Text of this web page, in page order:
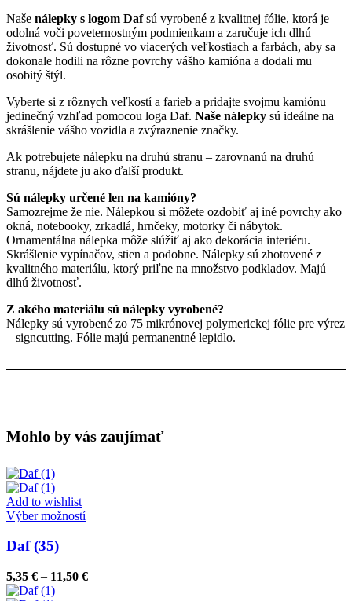
Naše nálepky s logom Dafsú vyrobené z kvalitnej fólie, ktorá je
odolná voči poveternostným podmienkam a zaručuje ich dlhú
životnosť. Sú dostupné vo viacerých veľkostiach a farbách, aby sa
dokonale hodili na rôzne povrchy vášho kamióna a dodali mu
osobitý štýl.
Vyberte si z rôznych veľkostí a farieb a pridajte svojmu kamiónu
jedinečný vzhľad pomocou loga Daf. Naše nálepky sú ideálne na
skrášlenie vášho vozidla a zvýraznenie značky.
Ak potrebujete nálepku na druhú stranu – zarovnanú na druhú
stranu, nájdete ju ako ďalší produkt.
Sú nálepky určené len na kamióny?
Samozrejme že nie. Nálepkou si môžete ozdobiť aj iné povrchy ako
okná, notebooky, zrkadlá, hrnčeky, motorky či nábytok.
Ornamentálna nálepka môže slúžiť aj ako dekorácia interiéru.
Skrášlenie vypínačov, stien a podobne. Nálepky sú zhotovené z
kvalitného materiálu, ktorý priľne na množstvo podkladov. Majú
dlhú životnosť.
Z akého materiálu sú nálepky vyrobené?
Nálepky sú vyrobené zo 75 mikrónovej polymerickej fólie pre výrez
– signcutting. Fólie majú permanentné lepidlo.
Mohlo by vás zaujímať
Add to wishlist
Výber možnostíTento
variantov.
Daf (35)
5,35 € – 11,50 €Price